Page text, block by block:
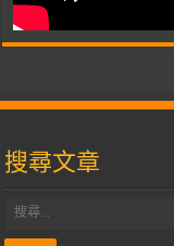
搜尋文章